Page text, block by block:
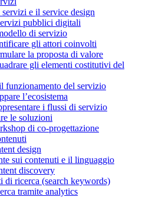
e il service design
pubblici digitali
di servizio
gli attori coinvolti
la proposta di valore
gli elementi costitutivi del
funzionamento del servizio
l’ecosistema
i flussi di servizio
le soluzioni
di co-progettazione
design
sui contenuti e il linguaggio
discovery
di ricerca (search keywords)
tramite analytics